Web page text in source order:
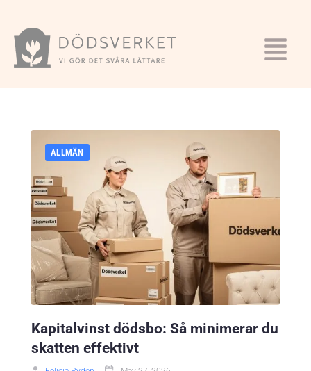
ALLMÄN
Kapitalvinst dödsbo: Så minimerar du
skatten effektivt